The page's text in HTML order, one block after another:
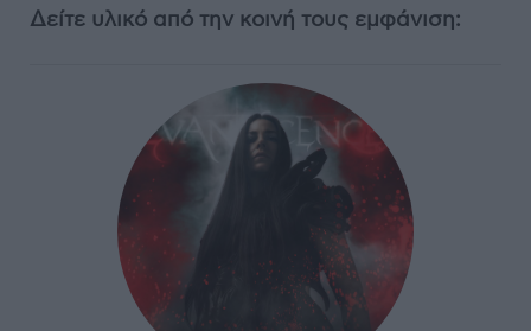
Δείτε υλικό από την κοινή τους εμφάνιση: